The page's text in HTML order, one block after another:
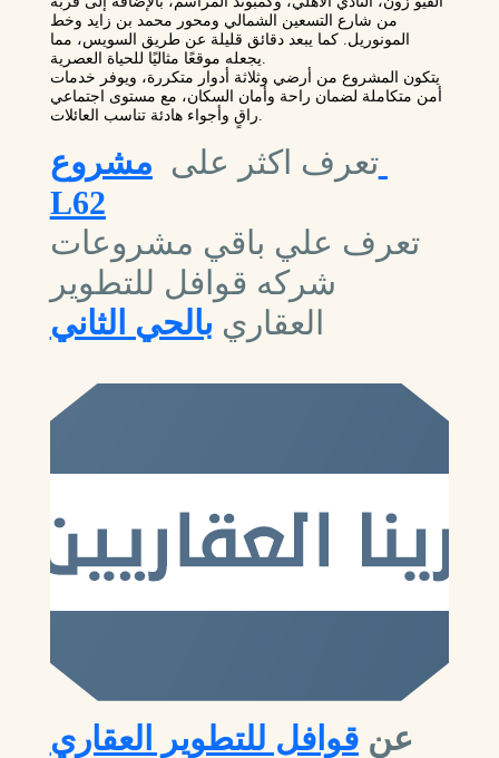
من شارع التسعين الشمالي ومحور محمد بن زايد وخط
المونوريل. كما يبعد دقائق قليلة عن طريق السويس، مما
يتكون المشروع من أرضي وثلاثة أدوار متكررة، ويوفر خدمات
أمن متكاملة لضمان راحة وأمان السكان، مع مستوى اجتماعي
تعرف اكثر على مشروع
L62
تعرف علي باقي مشروعات
شركه قوافل للتطوير
العقاري بالحي الثاني
عنقوافل للتطوير العقاري